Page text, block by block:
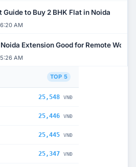
to Buy 2 BHK Flat in Noida
AM
Extension Good for Remote Work?
AM
TOP 5
25,548 VNĐ
25,446 VNĐ
25,445 VNĐ
25,347 VNĐ